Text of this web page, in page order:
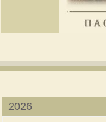
2026